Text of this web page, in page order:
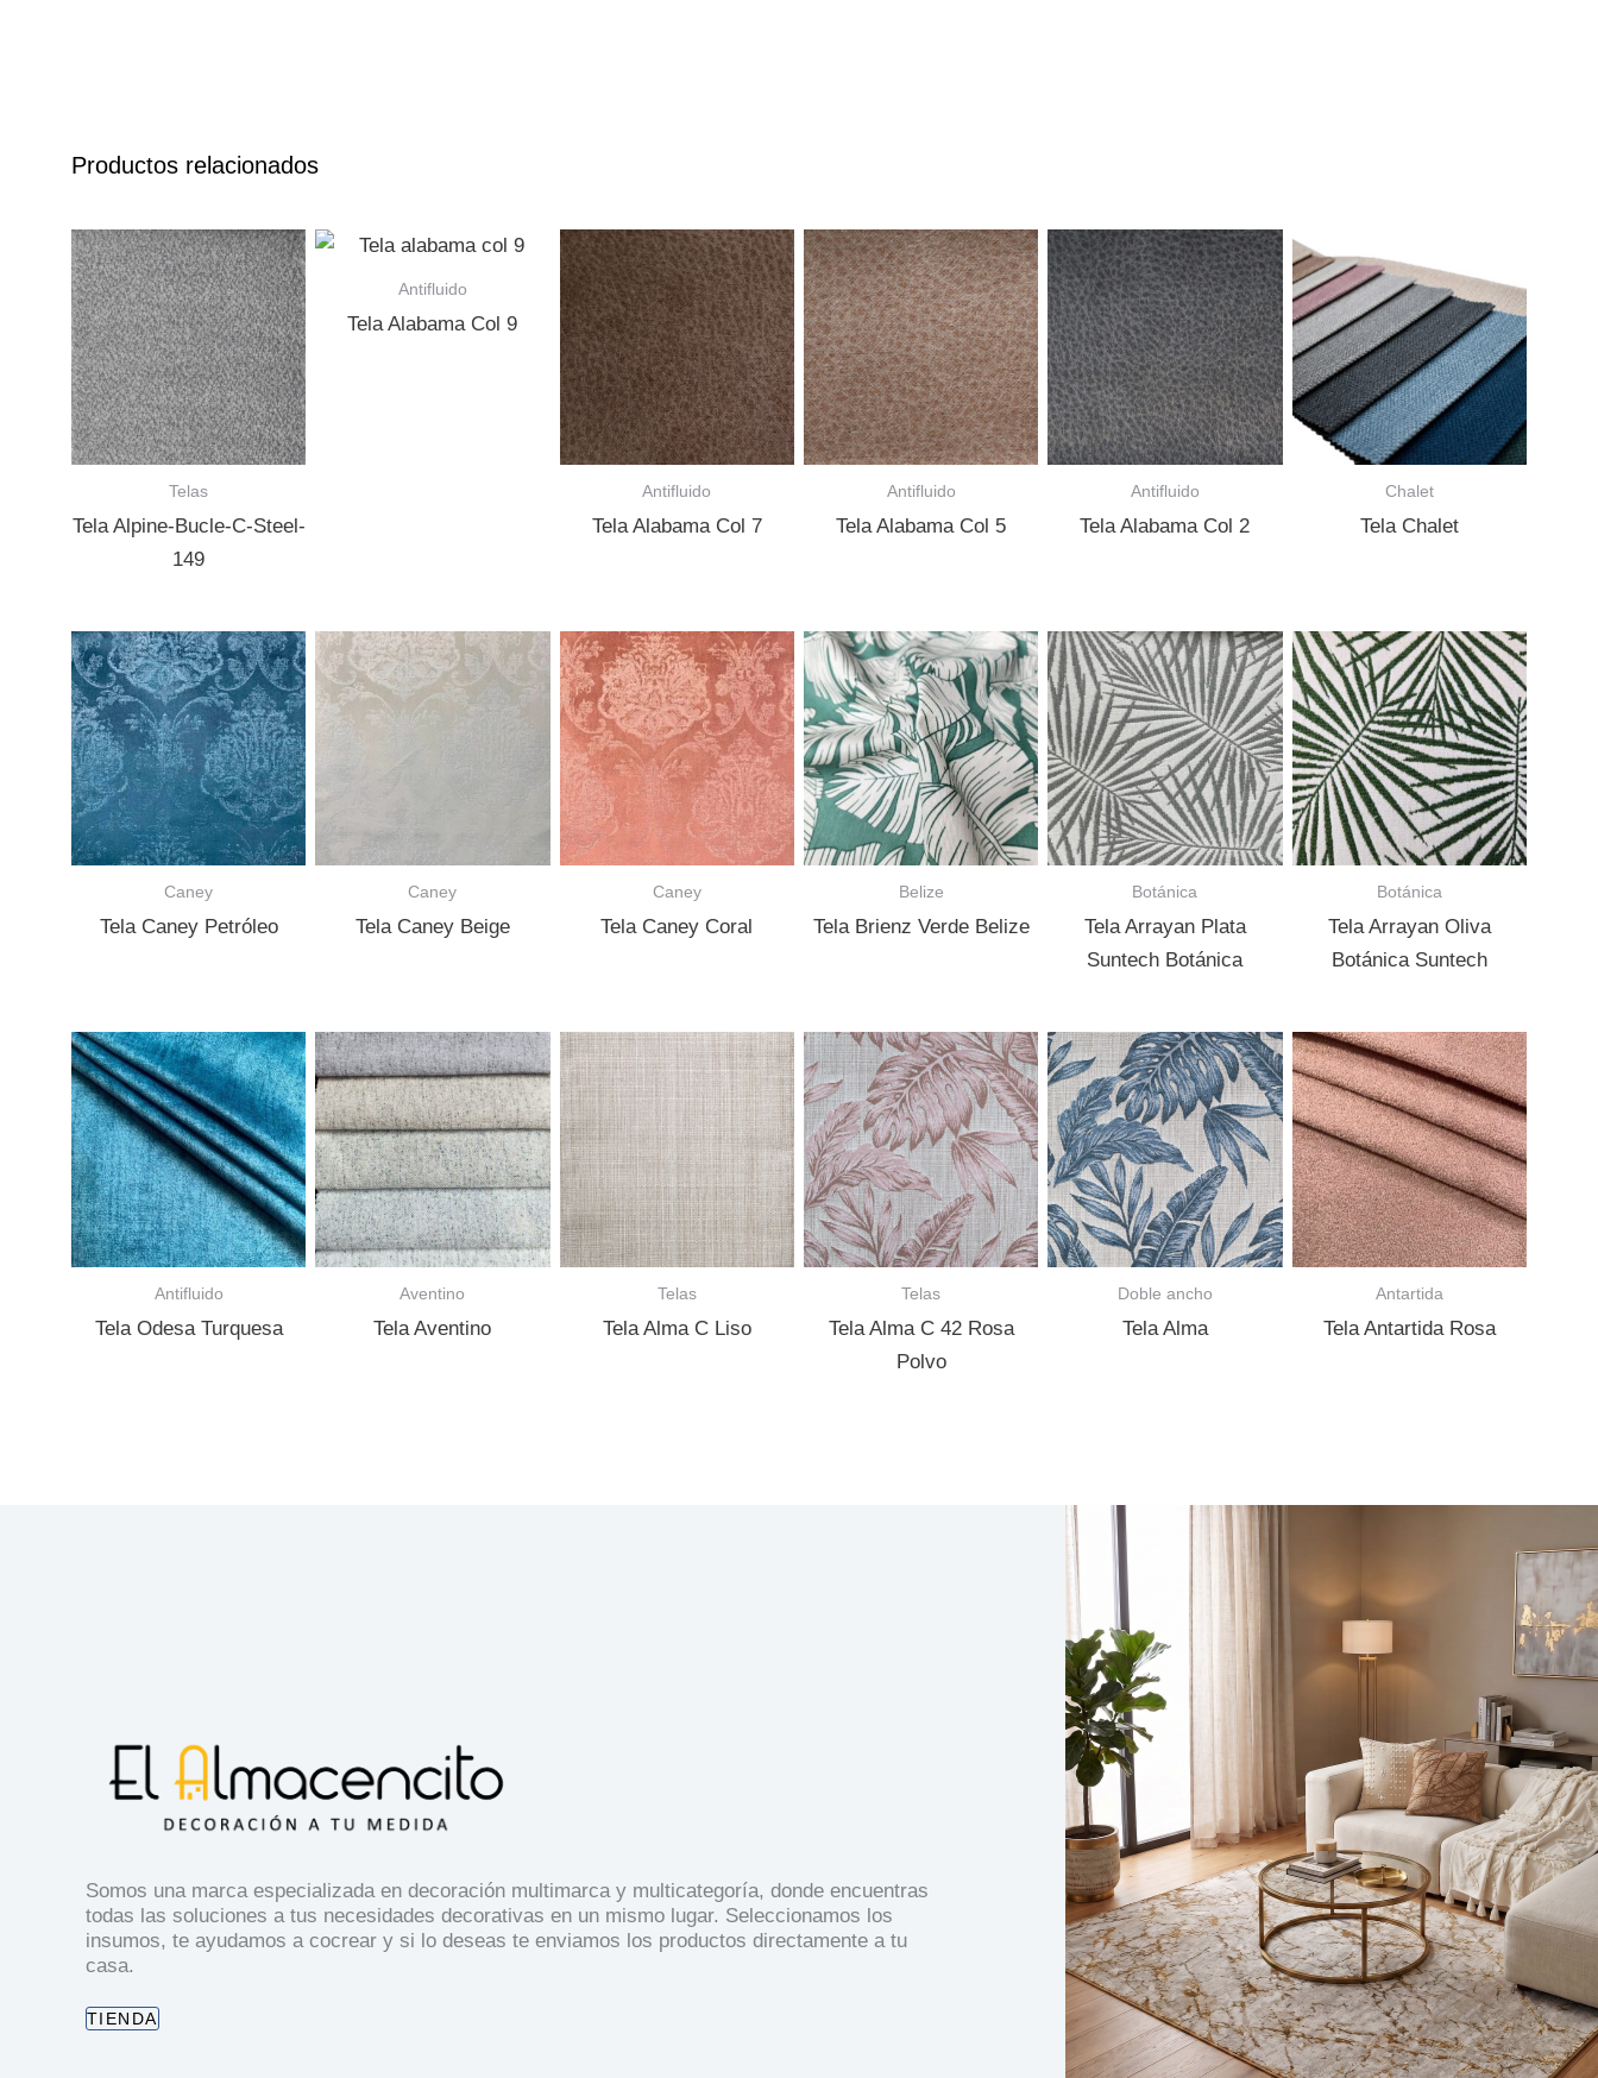
Productos relacionados
Telas
Tela Alpine-Bucle-C-Steel-
149
Antifluido
Tela Alabama Col 9
Antifluido
Tela Alabama Col 7
Antifluido
Tela Alabama Col 5
Antifluido
Tela Alabama Col 2
Chalet
Tela Chalet
Caney
Tela Caney Petróleo
Caney
Tela Caney Beige
Caney
Tela Caney Coral
Belize
Tela Brienz Verde Belize
Botánica
Tela Arrayan Plata
Suntech Botánica
Botánica
Tela Arrayan Oliva
Botánica Suntech
Antifluido
Tela Odesa Turquesa
Aventino
Tela Aventino
Telas
Tela Alma C Liso
Telas
Tela Alma C 42 Rosa
Polvo
Doble ancho
Tela Alma
Antartida
Tela Antartida Rosa
Somos una marca especializada en decoración multimarca y multicategoría, donde encuentras
todas las soluciones a tus necesidades decorativas en un mismo lugar. Seleccionamos los
insumos, te ayudamos a cocrear y si lo deseas te enviamos los productos directamente a tu
casa.
TIENDA